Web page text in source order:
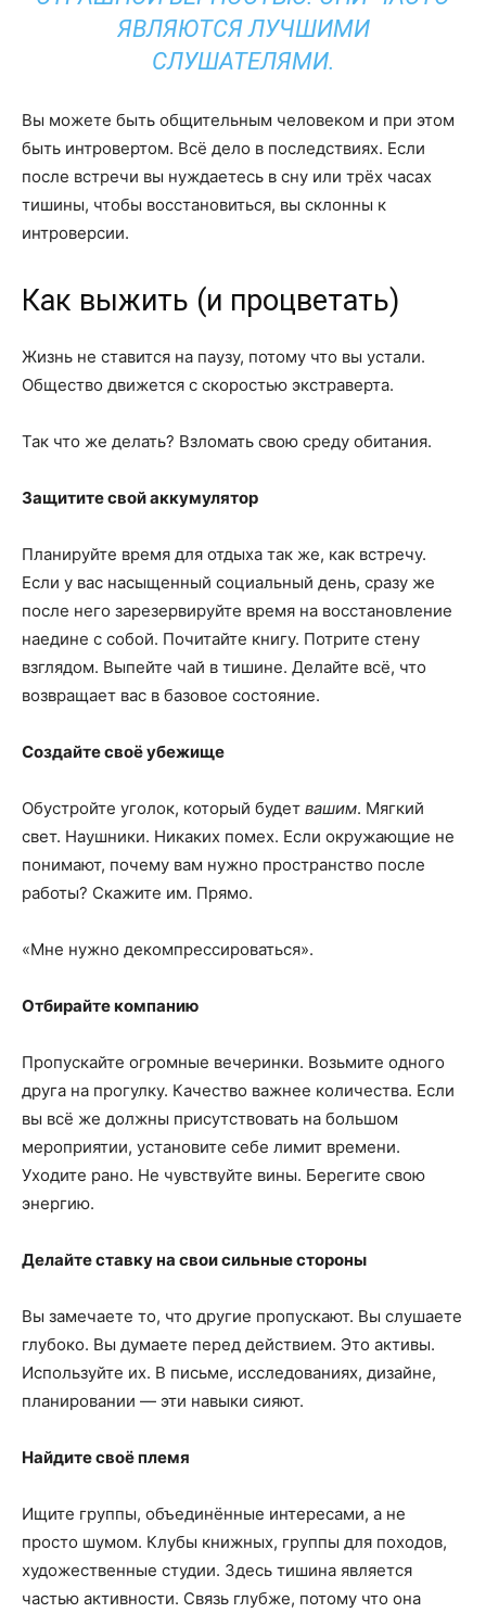
ЯВЛЯЮТСЯ ЛУЧШИМИ
СЛУШАТЕЛЯМИ.
Вы можете быть общительным человеком и при этом
быть интровертом. Всё дело в последствиях. Если
после встречи вы нуждаетесь в сну или трёх часах
тишины, чтобы восстановиться, вы склонны к
интроверсии.
Как выжить (и процветать)
Жизнь не ставится на паузу, потому что вы устали.
Общество движется с скоростью экстраверта.
Так что же делать? Взломать свою среду обитания.
Защитите свой аккумулятор
Планируйте время для отдыха так же, как встречу.
Если у вас насыщенный социальный день, сразу же
после него зарезервируйте время на восстановление
наедине с собой. Почитайте книгу. Потрите стену
взглядом. Выпейте чай в тишине. Делайте всё, что
возвращает вас в базовое состояние.
Создайте своё убежище
Обустройте уголок, который будет вашим. Мягкий
свет. Наушники. Никаких помех. Если окружающие не
понимают, почему вам нужно пространство после
работы? Скажите им. Прямо.
«Мне нужно декомпрессироваться».
Отбирайте компанию
Пропускайте огромные вечеринки. Возьмите одного
друга на прогулку. Качество важнее количества. Если
вы всё же должны присутствовать на большом
мероприятии, установите себе лимит времени.
Уходите рано. Не чувствуйте вины. Берегите свою
энергию.
Делайте ставку на свои сильные стороны
Вы замечаете то, что другие пропускают. Вы слушаете
глубоко. Вы думаете перед действием. Это активы.
Используйте их. В письме, исследованиях, дизайне,
планировании — эти навыки сияют.
Найдите своё племя
Ищите группы, объединённые интересами, а не
просто шумом. Клубы книжных, группы для походов,
художественные студии. Здесь тишина является
частью активности. Связь глубже, потому что она